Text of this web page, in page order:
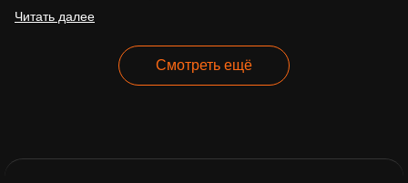
выдачи, реклама перестаёт работать,…
Читать далее
Смотреть ещё